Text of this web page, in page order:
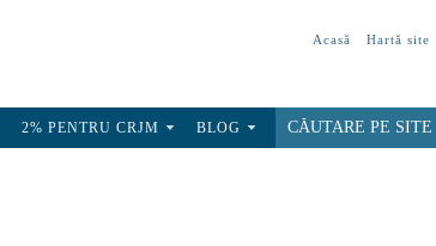
Acasă Hartă site
2% PENTRU CRJM BLOG